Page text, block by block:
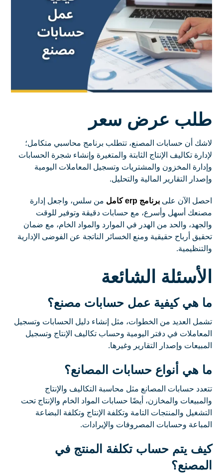
طلب عرض سعر
لاشك أن حسابات المصنع، تتطلب برنامج محاسبي متكامل؛
لإدارة تكاليف الإنتاج الثابتة والمتغيرة وإنشاء شجرة الحسابات
وإدارة المخزون والمشتريات وتسجيل المعاملات اليومية
وإصدار التقارير المالية والتحليل.
احصل الآن علىبرنامج erp كامل
من سلس، واجعل إدارة
مصنعك أسهل وأسرع، مع حسابات دقيقة وتوفير للوقت
والجهد، والحد من الهدر في الموارد والمواد الخام، مع ضمان
تحقيق أرباح حقيقية ومنع الخسائر الناتجة عن الفوضى الإدارية
والتنظيمية.
الأسئلة الشائعة
ما هي كيفية عمل حسابات مصنع؟
تشمل العديد من الخطوات، مثل إنشاء دليل الحسابات وتسجيل
المعاملات في دفتر اليومية وحساب تكاليف الإنتاج وتسجيل
المبيعات وإصدار التقارير وغيرها.
ما هي أنواع حسابات المصانع؟
تتعدد حسابات المصانع مثل محاسبة التكاليف والإنتاج
والمبيعات والمخازن، أيضًا حسابات المواد الخام والإنتاج تحت
التشغيل والمنتجات التامة وتكلفة الإنتاج وتكلفة البضاعة
المباعة وحسابات المصروفات والإيرادات.
كيف يتم حساب تكلفة المنتج في
المصنع؟